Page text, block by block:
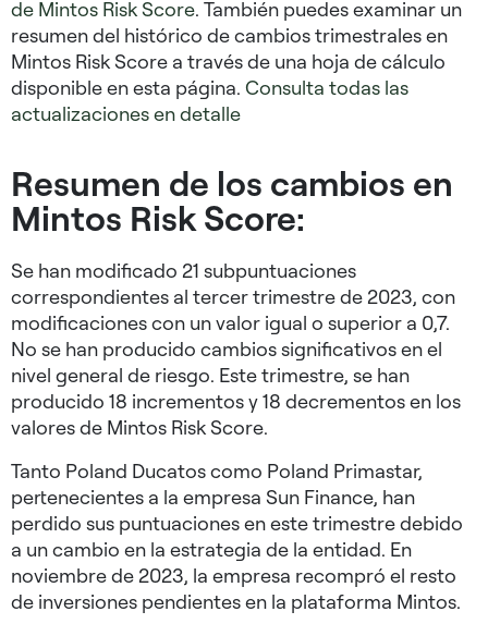
de Mintos Risk Score. También puedes examinar un
resumen del histórico de cambios trimestrales en
Mintos Risk Score a través de una hoja de cálculo
disponible en esta página. Consulta todas las
actualizaciones en detalle
Resumen de los cambios en
Mintos Risk Score:
Se han modificado 21 subpuntuaciones
correspondientes al tercer trimestre de 2023, con
modificaciones con un valor igual o superior a 0,7.
No se han producido cambios significativos en el
nivel general de riesgo. Este trimestre, se han
producido 18 incrementos y 18 decrementos en los
valores de Mintos Risk Score.
Tanto Poland Ducatos como Poland Primastar,
pertenecientes a la empresa Sun Finance, han
perdido sus puntuaciones en este trimestre debido
a un cambio en la estrategia de la entidad. En
noviembre de 2023, la empresa recompró el resto
de inversiones pendientes en la plataforma Mintos.